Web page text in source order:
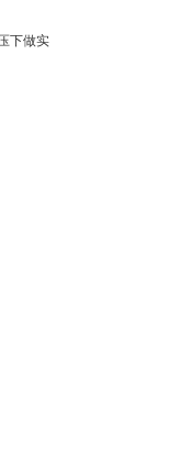
下做实